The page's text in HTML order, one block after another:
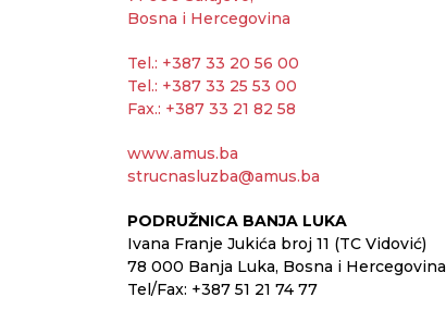
Bosna i Hercegovina
Tel.: +387 33 20 56 00
Tel.: +387 33 25 53 00
Fax.: +387 33 21 82 58
www.amus.ba
strucnasluzba@amus.ba
PODRUŽNICA BANJA LUKA
Ivana Franje Jukića broj 11 (TC Vidović)
78 000 Banja Luka, Bosna i Hercegovina
Tel/Fax: +387 51 21 74 77